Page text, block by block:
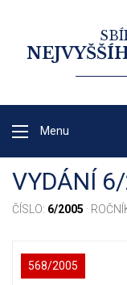
Menu
VYDÁNÍ
ČÍSLO: 6/2005 ·
568/2005